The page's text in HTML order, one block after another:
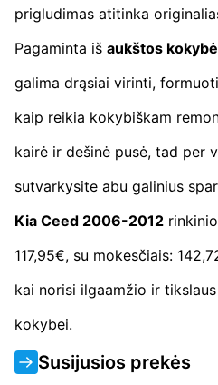
prigludimas atitinka
Pagaminta iš aukštos
galima drąsiai virinti,
kaip reikia kokybiškam
kairė ir dešinė pusė, tad per
sutvarkysite abu galinius
Kia Ceed 2006-2012
117,95€, su mokesčiais:
kai norisi ilgaamžio ir
kokybei.
Susijusios prekės